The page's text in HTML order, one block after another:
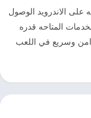
على الاندرويد الوصول
المتاحه قدره
امن وسريع في اللعب